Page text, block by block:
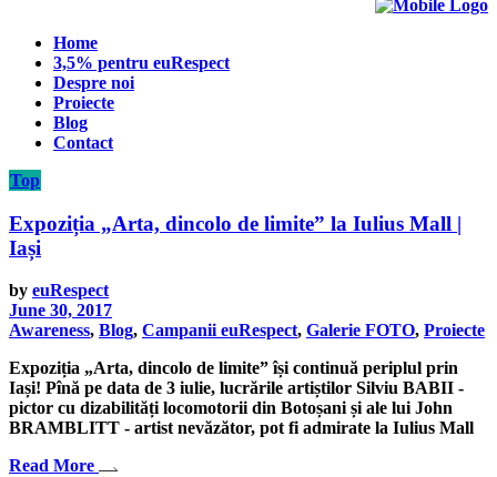
Home
3,5% pentru euRespect
Despre noi
Proiecte
Blog
Contact
Top
Expoziția „Arta, dincolo de limite” la Iulius Mall |
Iași
by euRespect
June 30, 2017
Awareness, Blog, Campanii euRespect, Galerie FOTO, Proiecte
Expoziția „Arta, dincolo de limite” își continuă periplul prin
Iași! Pînă pe data de 3 iulie, lucrările artiștilor Silviu BABII -
pictor cu dizabilități locomotorii din Botoșani și ale lui John
BRAMBLITT - artist nevăzător, pot fi admirate la Iulius Mall
Read More